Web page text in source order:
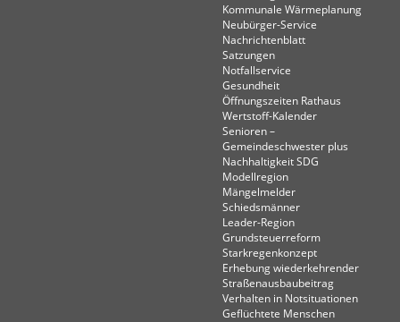
Kommunale Wärmeplanung
Neubürger-Service
Nachrichtenblatt
Satzungen
Notfallservice
Gesundheit
Öffnungszeiten Rathaus
Wertstoff-Kalender
Senioren –
Gemeindeschwester plus
Nachhaltigkeit SDG
Modellregion
Mängelmelder
Schiedsmänner
Leader-Region
Grundsteuerreform
Starkregenkonzept
Erhebung wiederkehrender
Straßenausbaubeitrag
Verhalten in Not­situationen
Geflüchtete Menschen